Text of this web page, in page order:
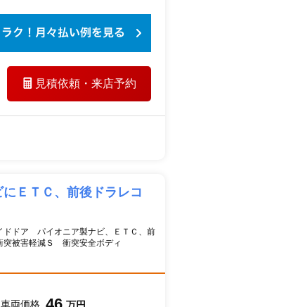
見積依頼・ 来店予約
ＥＴＣ、前後ドラレコ
ドア パイオニア製ナビ、ＥＴＣ、前
被害軽減Ｓ 衝突安全ボディ
車両価格 万円